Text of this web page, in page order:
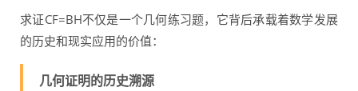
求证CF=BH不仅是一个几何练习题，它背后承载着数学发展
的历史和现实应用的价值：
几何证明的历史溯源